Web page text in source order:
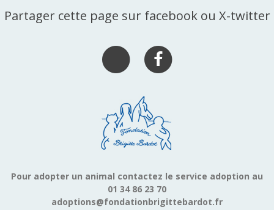
Partager cette page sur facebook ou X-twitter
Pour adopter un animal contactez le service adoption au
01 34 86 23 70
adoptions@fondationbrigittebardot.fr